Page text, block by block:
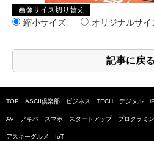
画像サイズ切り替え
縮小サイズ オリジナルサイ
記事に戻る
TOP ASCII倶楽部 ビジネス TECH デジタル
AV アキバ スマホ スタートアップ プログラミ
アスキーグルメ IoT